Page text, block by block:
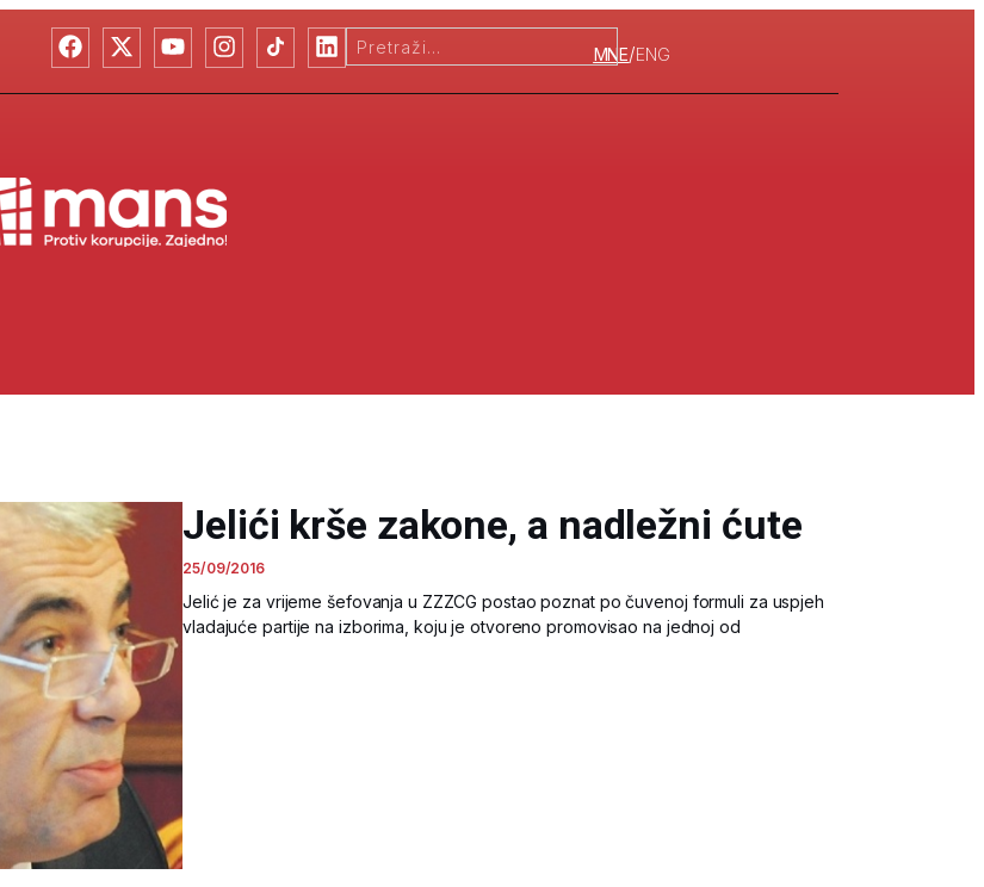
MNE/ENG
Jelići krše zakone, a nadležni ćute
25/09/2016
Jelić je za vrijeme šefovanja u ZZZCG postao poznat po čuvenoj formuli za uspjeh
vladajuće partije na izborima, koju je otvoreno promovisao na jednoj od